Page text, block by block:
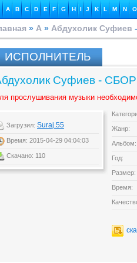
A B C D E F G H I J K L M N O
» А » Абдухолик Суфиев
ИСПОЛНИТЕЛЬ
Суфиев -
прослушивания музыки
Загрузил: Suraj.55
Время: 2015-04-29 04:04:03
Скачано: 110
Жанр:
Альбом:
Год:
Размер:
Время: